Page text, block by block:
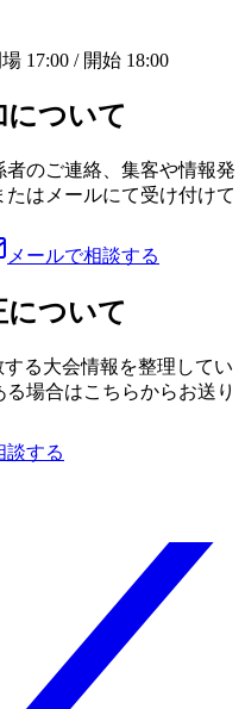
17:00 / 開始 18:00
について
のご連絡、集客や情報発
はメールにて受け付けて
メールで相談する
について
る大会情報を整理してい
場合はこちらからお送り
談する